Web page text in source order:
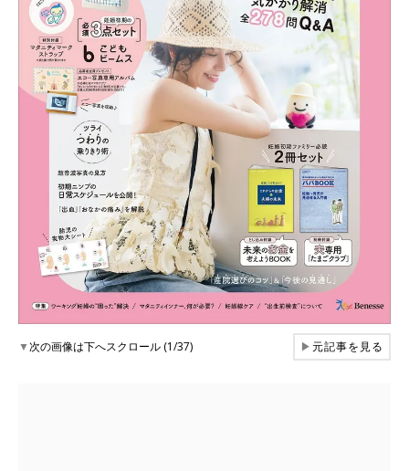
▼次の画像は下へスクロール (1/37) ▶元記事を見る